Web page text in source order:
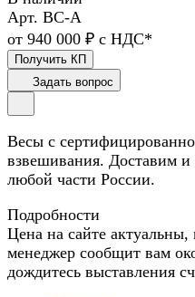
Арт. ВС-А
от 940 000 ₽ с НДС*
Получить КП
Задать вопрос
Весы с
взвешивания. Доставим
любой части России.
Подробности
Цена на сайте
менеджер сообщит вам
дождитесь выставления